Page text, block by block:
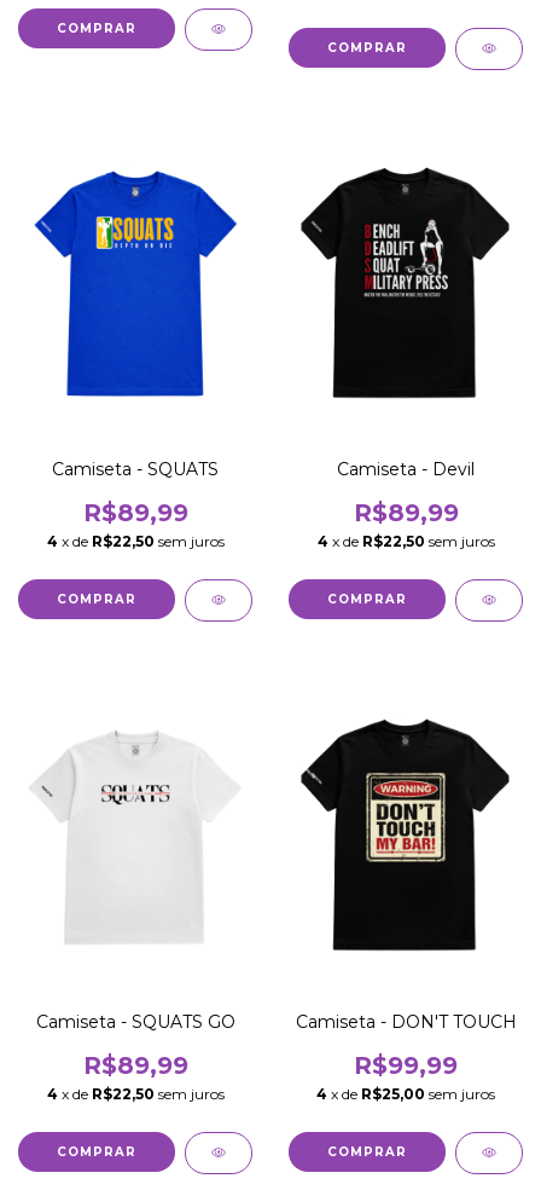
COMPRAR
COMPRAR
Camiseta - SQUATS
R$89,99
4 x de R$22,50 sem juros
COMPRAR
Camiseta - Devil
R$89,99
4 x de R$22,50 sem juros
COMPRAR
Camiseta - SQUATS GO
R$89,99
4 x de R$22,50 sem juros
COMPRAR
Camiseta - DON'T TOUCH
R$99,99
4 x de R$25,00 sem juros
COMPRAR